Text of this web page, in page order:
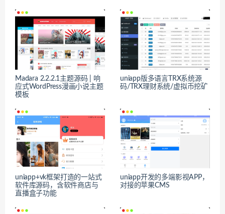
Madara 2.2.2.1主题源码 | 响
应式WordPress漫画小说主题
模板
uniapp版多语言TRX系统源
码/TRX理财系统/虚拟币挖矿
uniapp+vk框架打造的一站式
软件库源码，含软件商店与
直播盒子功能
uniapp开发的多端影视APP，
对接的苹果CMS